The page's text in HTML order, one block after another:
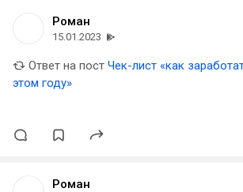
Роман
15.01.2023
Ответ на пост Чек-лист «как
этом году»
Роман